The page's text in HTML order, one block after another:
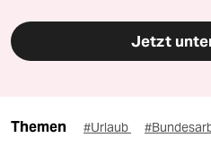
Jetzt
Themen #Urlaub